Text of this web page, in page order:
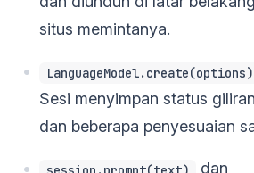
situs memintanya.
LanguageModel.create(options)
Sesi menyimpan status
dan beberapa penyesuaian
dan